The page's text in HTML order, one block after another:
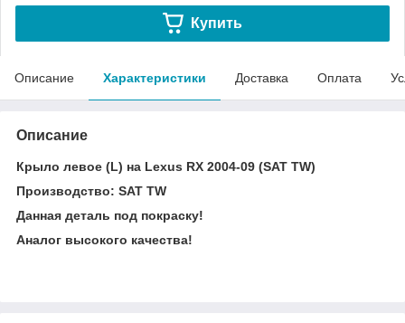
Купить
Описание Характеристики Доставка Оплата
Описание
Крыло левое (L) на Lexus RX 2004-09 (SAT TW)
Производство: SAT TW
Данная деталь под покраску!
Аналог высокого качества!